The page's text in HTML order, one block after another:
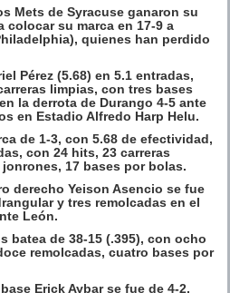
Mets de Syracuse ganaron su
su marca en 17-9 a
quienes han perdido
Pérez (5.68) en 5.1 entradas,
limpias, con tres bases
la derrota de Durango 4-5 ante
en Estadio Alfredo Harp Helu.
de 1-3, con 5.68 de efectividad,
con 24 hits, 23 carreras
17 bases por bolas.
derecho Yeison Asencio se fue
y tres remolcadas en el
León.
batea de 38-15 (.395), con ocho
remolcadas, cuatro bases por
Erick Aybar se fue de 4-2,